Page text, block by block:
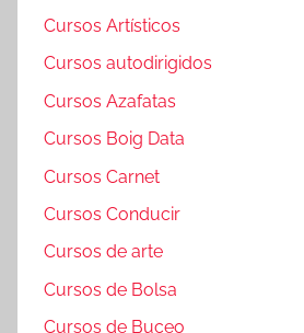
Cursos Artísticos
Cursos autodirigidos
Cursos Azafatas
Cursos Boig Data
Cursos Carnet
Cursos Conducir
Cursos de arte
Cursos de Bolsa
Cursos de Buceo